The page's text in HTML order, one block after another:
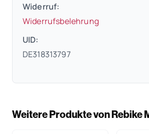
Widerruf:
Widerrufsbelehrung(öffnet in
UID:
DE318313797
Weitere Produkte von Rebike